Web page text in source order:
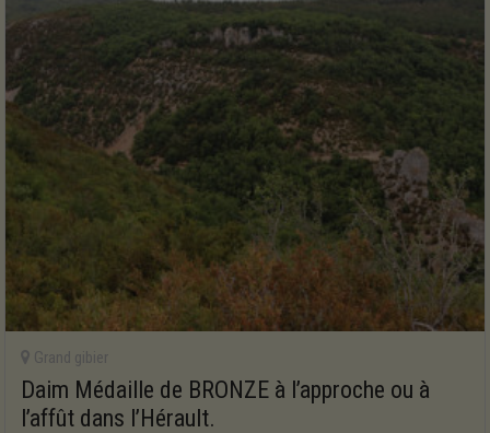
Grand gibier
Daim Médaille de BRONZE à l’approche ou à
l’affût dans l’Hérault.